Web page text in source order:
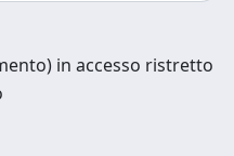
in accesso ristretto